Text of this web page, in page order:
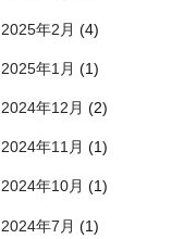
2025年2月 (4)
2025年1月 (1)
2024年12月 (2)
2024年11月 (1)
2024年10月 (1)
2024年7月 (1)